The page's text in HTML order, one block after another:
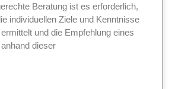
Beratung ist es erforderlich,
individuellen Ziele und Kenntnisse
und die Empfehlung eines
dieser